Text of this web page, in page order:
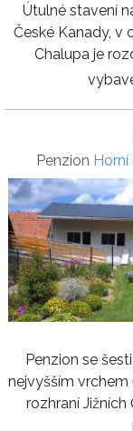
Útulné stavení
České Kanady, v
Chalupa je
Penzion Horní
Penzion se
nejvyšším vrchem
rozhraní